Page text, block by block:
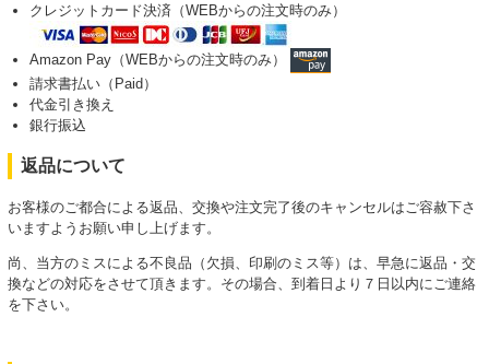
クレジットカード決済（WEBからの注文時のみ）
Amazon Pay（WEBからの注文時のみ）
請求書払い（Paid）
代金引き換え
銀行振込
返品について
お客様のご都合による返品、交換や注文完了後のキャンセルはご容赦下さ
いますようお願い申し上げます。
尚、当方のミスによる不良品（欠損、印刷のミス等）は、早急に返品・交
換などの対応をさせて頂きます。その場合、到着日より７日以内にご連絡
を下さい。